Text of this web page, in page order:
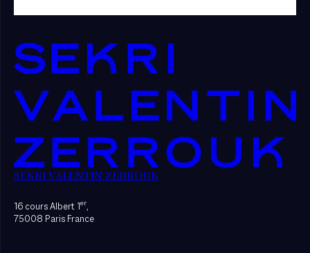
SEKRI VALENTIN ZERROUK
16 cours Albert 1er,
75008 Paris France